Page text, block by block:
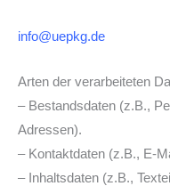
info@uepkg.de
Arten der verarbeiteten
– Bestandsdaten (z.B.,
Adressen).
– Kontaktdaten (z.B., E-
– Inhaltsdaten (z.B.,